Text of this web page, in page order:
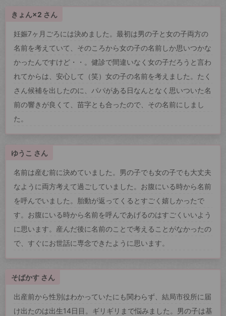
きょん×2 さん
妊娠7ヶ月ごろには決めました。最初は男の子と女の子両方の
名前を考えていて、そのころから女の子の名前しか思いつかな
かったんですけど・・。健診で間違いなく女の子だろうと言わ
れてからは、安心して（笑）女の子の名前を考えました。たく
さん候補を出したのに、パパがある日なんとなく思いついた名
前の響きが良くて、苗字とも合ったので、その名前にしまし
た。
ゆうこ さん
名前は産む前に決めていました。男の子でも女の子でも大丈夫
なように両方考えて過ごしていました。お腹にいる時から名前
を呼んでいました。胎動が返ってくるとすごく嬉しかったで
す。お腹にいる時から名前を呼んであげるのはすごくいいよう
に思います。産んだ後に名前のことで考えることがなかったの
で、すぐにお世話に専念できたように思います。
そばかす さん
出産前から性別はわかっていたにも関わらず、結局市役所に届
け出たのは出生14日目。ギリギリまで悩みました。男の子は基